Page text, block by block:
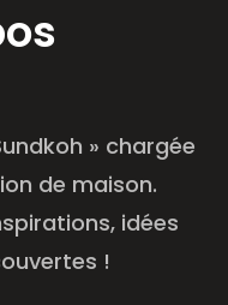
» chargée
de maison.
idées
!